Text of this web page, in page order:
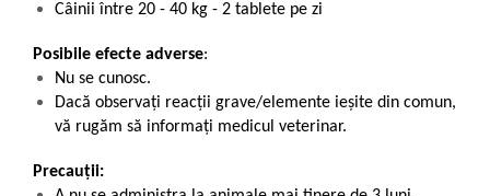
Câinii între 20 - 40 kg - 2 tablete pe zi
Posibile efecte adverse:
Nu se cunosc.
Dacă observaţi reacţii grave/elemente ieșite din comun,
vă rugăm să informați medicul veterinar.
Precauții: